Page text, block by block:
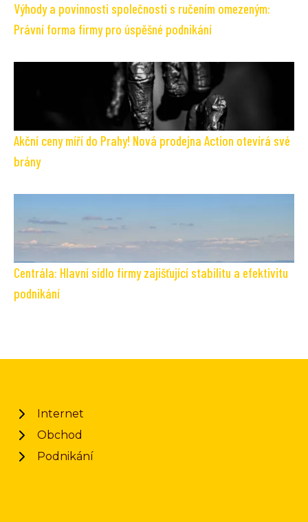
Výhody a povinnosti společnosti s ručením omezeným:
Právní forma firmy pro úspěšné podnikání
Akční ceny míří do Prahy! Nová prodejna Action otevírá své
brány
Centrála: Hlavní sídlo firmy zajišťující stabilitu a efektivitu
podnikání
Internet
Obchod
Podnikání